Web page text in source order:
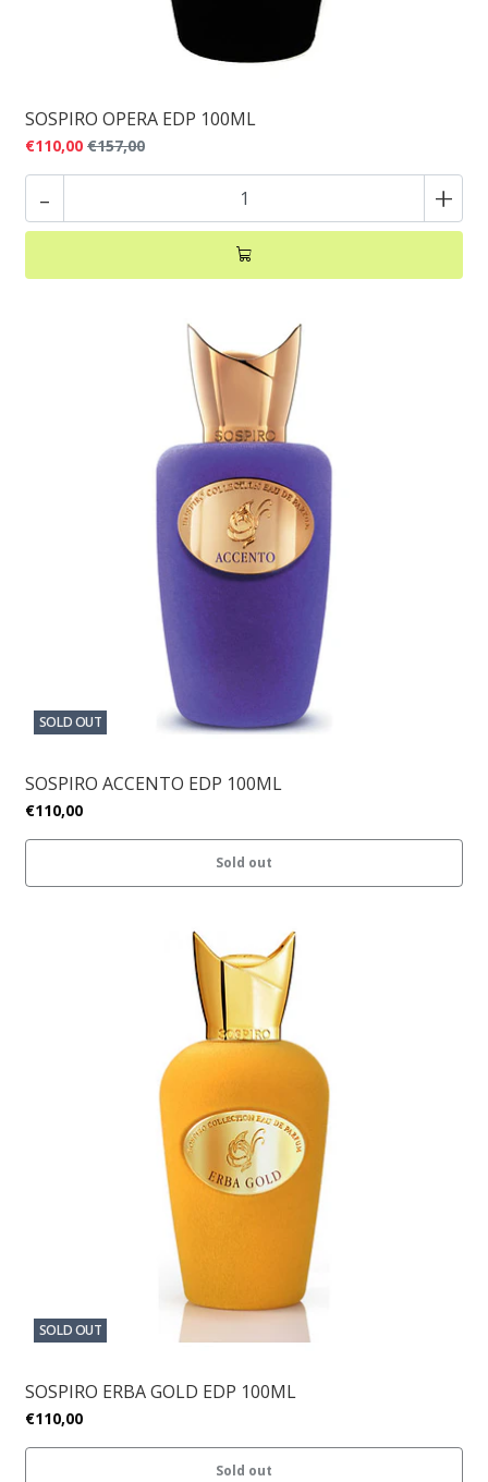
SOSPIRO OPERA EDP 100ML
€110,00 €157,00
- +
SOLD OUT
SOSPIRO ACCENTO EDP 100ML
€110,00
Sold out
SOLD OUT
SOSPIRO ERBA GOLD EDP 100ML
€110,00
Sold out